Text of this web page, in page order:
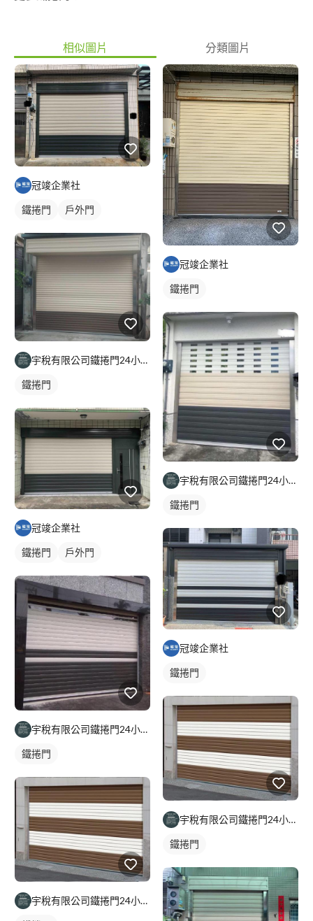
相似圖片 分類圖片
冠竣企業社
鐵捲門 戶外門
宇稅有限公司鐵捲門24小時維修安裝
鐵捲門
冠竣企業社
鐵捲門 戶外門
宇稅有限公司鐵捲門24小時維修安裝
鐵捲門
宇稅有限公司鐵捲門24小時維修安裝
冠竣企業社
鐵捲門
宇稅有限公司鐵捲門24小時維修安裝
鐵捲門
冠竣企業社
鐵捲門
宇稅有限公司鐵捲門24小時維修安裝
鐵捲門